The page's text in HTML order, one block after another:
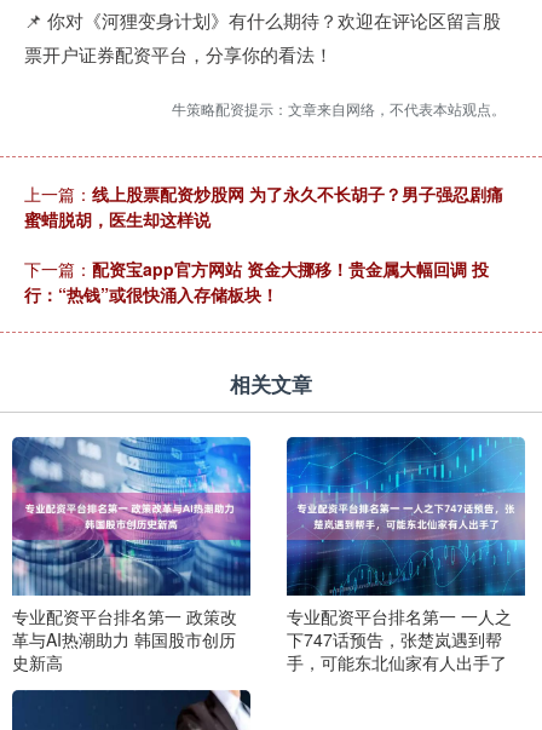
📌 你对《河狸变身计划》有什么期待？欢迎在评论区留言股
票开户证券配资平台，分享你的看法！
牛策略配资提示：文章来自网络，不代表本站观点。
上一篇： 线上股票配资炒股网 为了永久不长胡子？男子强忍剧痛
蜜蜡脱胡，医生却这样说
下一篇： 配资宝app官方网站 资金大挪移！贵金属大幅回调 投
行：“热钱”或很快涌入存储板块！
相关文章
专业配资平台排名第一 政策改
革与AI热潮助力 韩国股市创历
史新高
专业配资平台排名第一 一人之
下747话预告，张楚岚遇到帮
手，可能东北仙家有人出手了